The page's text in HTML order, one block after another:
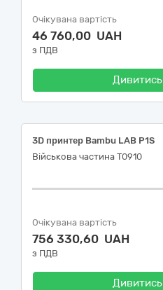
Очікувана вартість
46 760,00 UAH
з ПДВ
Дивитись
3D принтер Bambu LAB P1S
Військова частина Т0910
Очікувана вартість
756 330,60 UAH
з ПДВ
Дивитись